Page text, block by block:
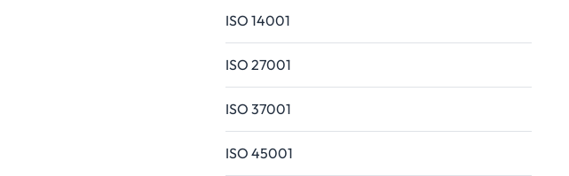
ISO 14001
ISO 27001
ISO 37001
ISO 45001